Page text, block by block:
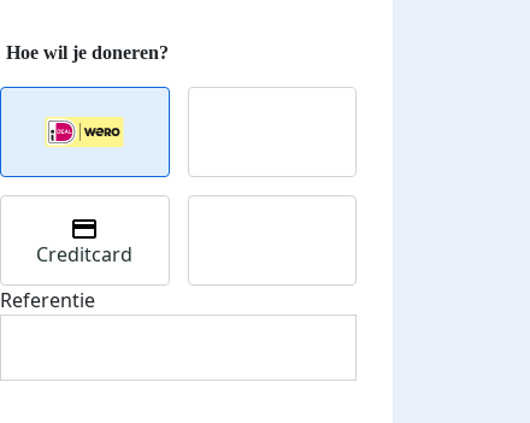
Streefbedrag verhoogd
Creditcard
Referentie